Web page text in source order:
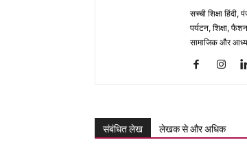
सच्ची शिक्षा
पर्यटन, शिक्षा,
सामाजिक और
संबंधित लेख लेखक से और अधिक